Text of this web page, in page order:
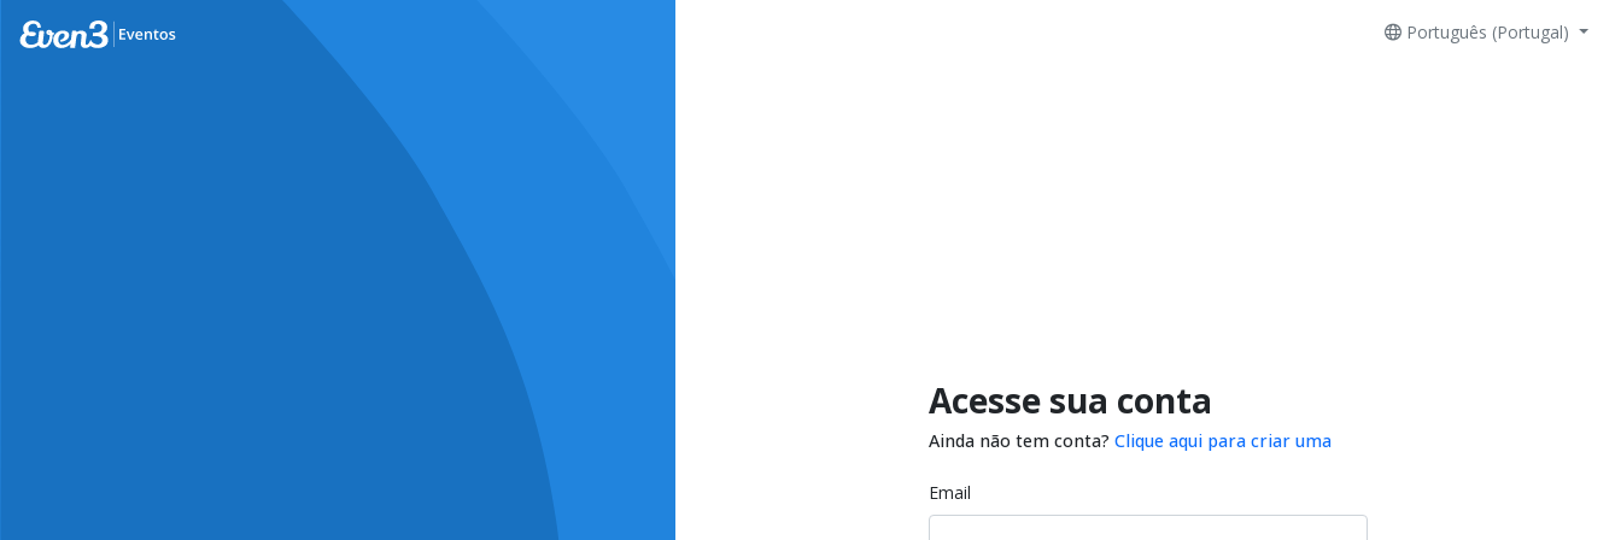
Português (Portugal)
Acesse sua conta
Ainda não tem conta? Clique aqui para criar uma
Email